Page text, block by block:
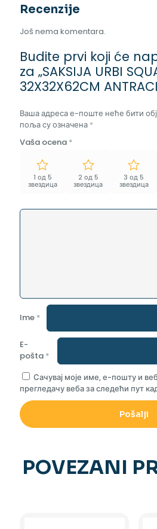
Recenzije
Još nema komentara.
Budite prvi koji će
za „SAKSIJA URBI
32X32X62CM
Ваша адреса е-поште неће бити
поља су означена *
Vaša ocena *
1 од 5
звездица
2 од 5
звездица
3 од 5
звездица
Ime *
E-
pošta *
Сачувај моје име, е-пошту и
прегледачу веба за следећи пут
POVEZANI